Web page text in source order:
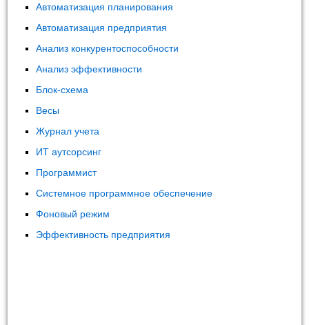
Автоматизация планирования
Автоматизация предприятия
Анализ конкурентоспособности
Анализ эффективности
Блок-схема
Весы
Журнал учета
ИТ аутсорсинг
Программист
Системное программное обеспечение
Фоновый режим
Эффективность предприятия